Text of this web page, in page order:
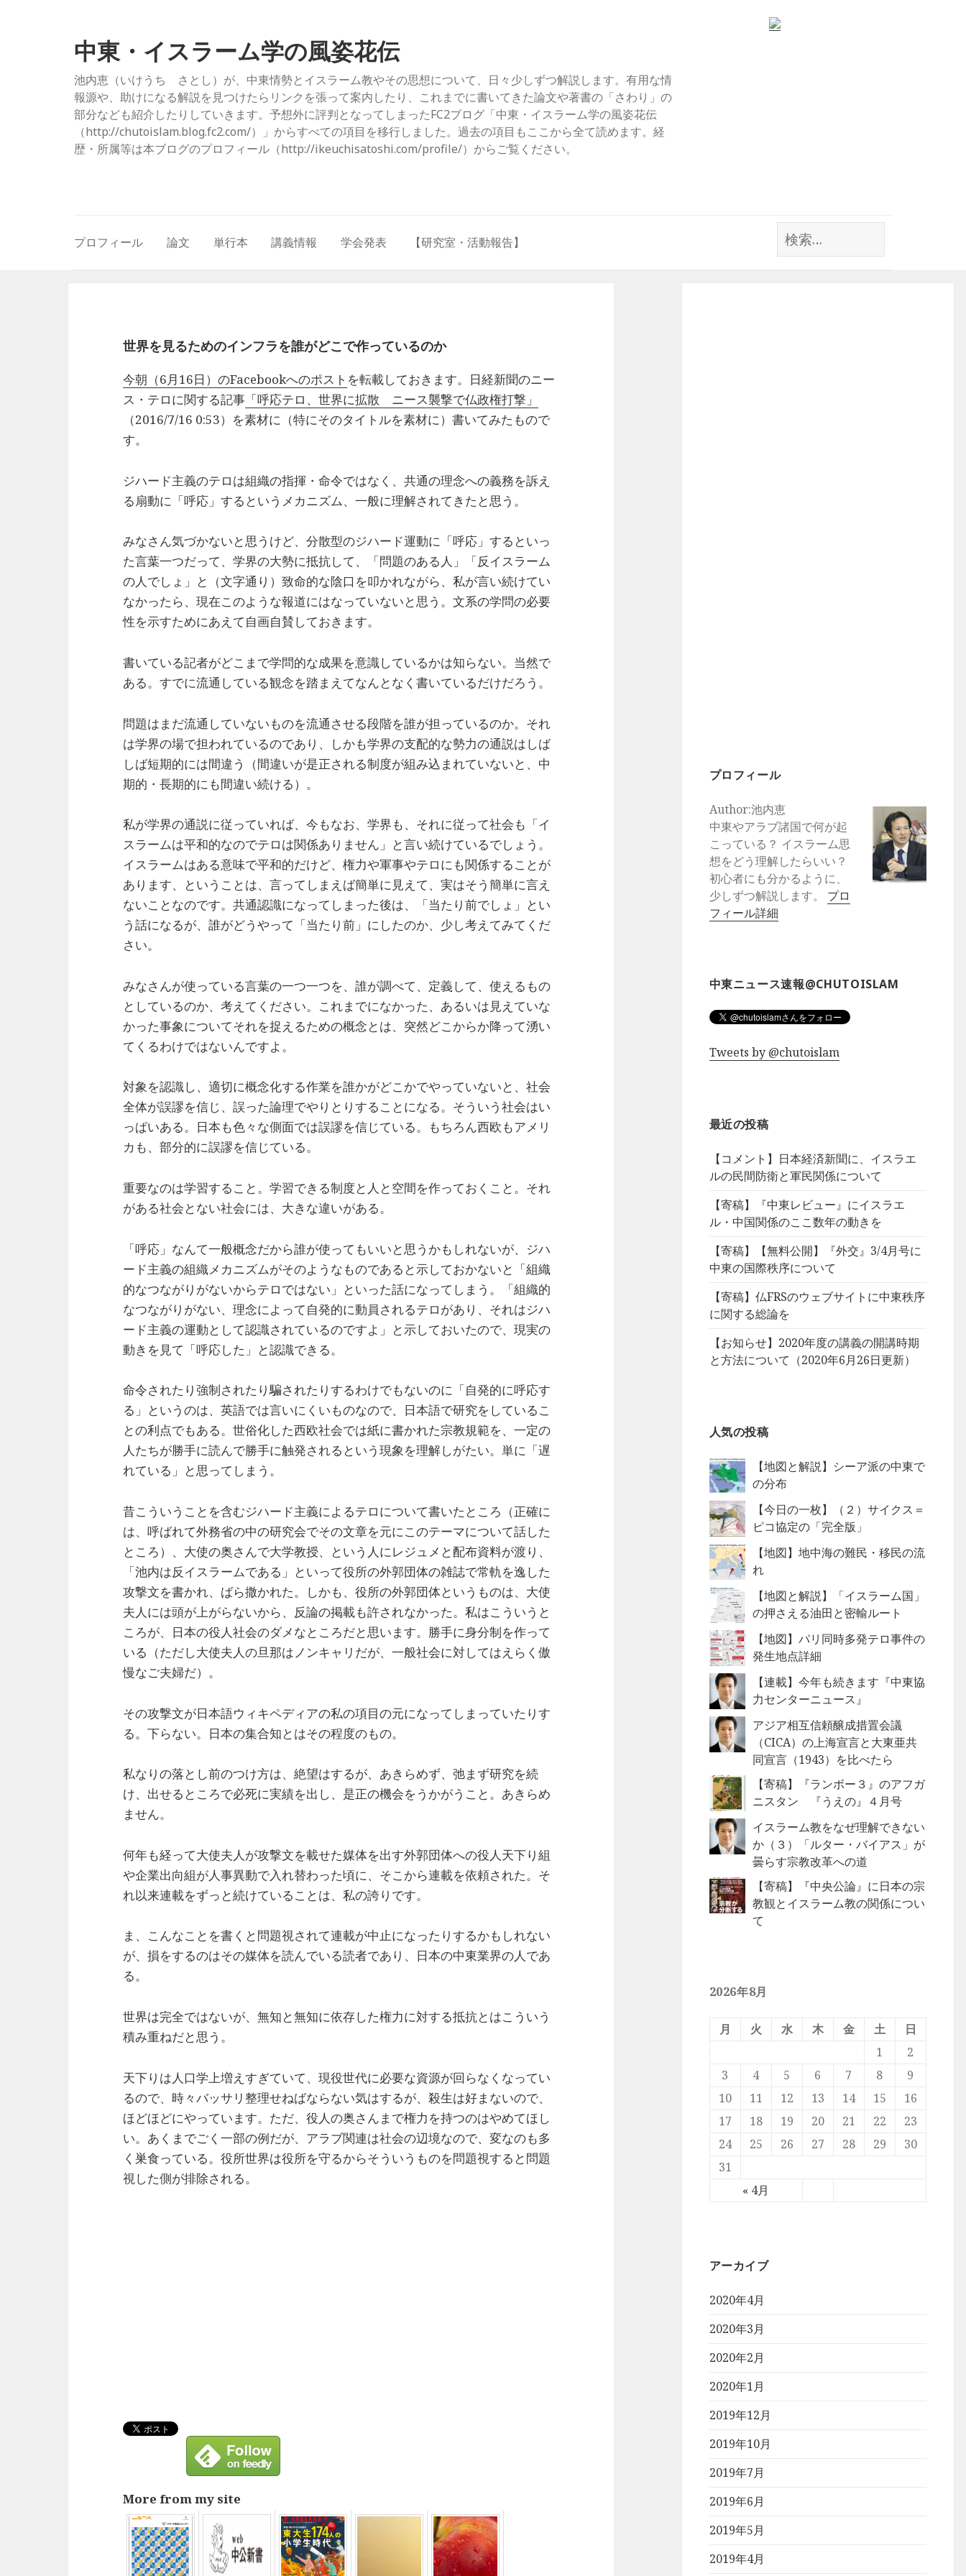
中東・イスラーム学の風姿花伝
池内恵（いけうち さとし）が、中東情勢とイスラーム教やその思想について、日々少しずつ解説します。有用な情
報源や、助けになる解説を見つけたらリンクを張って案内したり、これまでに書いてきた論文や著書の「さわり」の
部分なども紹介したりしていきます。予想外に評判となってしまったFC2ブログ「中東・イスラーム学の風姿花伝
（http://chutoislam.blog.fc2.com/）」からすべての項目を移行しました。過去の項目もここから全て読めます。経
歴・所属等は本ブログのプロフィール（http://ikeuchisatoshi.com/profile/）からご覧ください。
検
索:
プロフィール 論文 単行本 講義情報 学会発表 【研究室・活動報告】
プロフィール
Author:池内恵
中東やアラブ諸国で何が起
こっている？ イスラーム思
想をどう理解したらいい？
初心者にも分かるように、
少しずつ解説します。 プロ
フィール詳細
中東ニュース速報@CHUTOISLAM
Tweets by @chutoislam
最近の投稿
【コメント】日本経済新聞に、イスラエ
ルの民間防衛と軍民関係について
【寄稿】『中東レビュー』にイスラエ
ル・中国関係のここ数年の動きを
【寄稿】【無料公開】『外交』3/4月号に
中東の国際秩序について
【寄稿】仏FRSのウェブサイトに中東秩序
に関する総論を
【お知らせ】2020年度の講義の開講時期
と方法について（2020年6月26日更新）
人気の投稿
【地図と解説】シーア派の中東で
の分布
【今日の一枚】（２）サイクス＝
ピコ協定の「完全版」
【地図】地中海の難民・移民の流
れ
【地図と解説】「イスラーム国」
の押さえる油田と密輸ルート
【地図】パリ同時多発テロ事件の
発生地点詳細
【連載】今年も続きます『中東協
力センターニュース』
アジア相互信頼醸成措置会議
（CICA）の上海宣言と大東亜共
同宣言（1943）を比べたら
【寄稿】『ランボー３』のアフガ
ニスタン 『うえの』４月号
イスラーム教をなぜ理解できない
か（３）「ルター・バイアス」が
曇らす宗教改革への道
【寄稿】『中央公論』に日本の宗
教観とイスラーム教の関係につい
て
2026年8月
月 火 水 木 金 土 日
« 4月
1
2
3
4 5 6 7 8
9
10
11 12 13 14 15
16
17
18 19 20 21 22
23
24
25 26 27 28 29
30
31
アーカイブ
2020年4月
2020年3月
2020年2月
2020年1月
2019年12月
2019年10月
2019年7月
2019年6月
2019年5月
2019年4月
世界を見るためのインフラを誰がどこで作っているのか
今朝（6月16日）のFacebookへのポスト を転載しておきます。日経新聞のニー
ス・テロに関する記事「呼応テロ、世界に拡散 ニース襲撃で仏政権打撃」
（2016/7/16 0:53）を素材に（特にそのタイトルを素材に）書いてみたもので
す。
ジハード主義のテロは組織の指揮・命令ではなく、共通の理念への義務を訴え
る扇動に「呼応」するというメカニズム、一般に理解されてきたと思う。
みなさん気づかないと思うけど、分散型のジハード運動に「呼応」するといっ
た言葉一つだって、学界の大勢に抵抗して、「問題のある人」「反イスラーム
の人でしょ」と（文字通り）致命的な陰口を叩かれながら、私が言い続けてい
なかったら、現在このような報道にはなっていないと思う。文系の学問の必要
性を示すためにあえて自画自賛しておきます。
書いている記者がどこまで学問的な成果を意識しているかは知らない。当然で
ある。すでに流通している観念を踏まえてなんとなく書いているだけだろう。
問題はまだ流通していないものを流通させる段階を誰が担っているのか。それ
は学界の場で担われているのであり、しかも学界の支配的な勢力の通説はしば
しば短期的には間違う（間違いが是正される制度が組み込まれていないと、中
期的・長期的にも間違い続ける）。
私が学界の通説に従っていれば、今もなお、学界も、それに従って社会も「イ
スラームは平和的なのでテロは関係ありません」と言い続けているでしょう。
イスラームはある意味で平和的だけど、権力や軍事やテロにも関係することが
あります、ということは、言ってしまえば簡単に見えて、実はそう簡単に言え
ないことなのです。共通認識になってしまった後は、「当たり前でしょ」とい
う話になるが、誰がどうやって「当たり前」にしたのか、少し考えてみてくだ
さい。
みなさんが使っている言葉の一つ一つを、誰が調べて、定義して、使えるもの
としているのか、考えてください。これまでになかった、あるいは見えていな
かった事象についてそれを捉えるための概念とは、突然どこからか降って湧い
てくるわけではないんですよ。
対象を認識し、適切に概念化する作業を誰かがどこかでやっていないと、社会
全体が誤謬を信じ、誤った論理でやりとりすることになる。そういう社会はい
っぱいある。日本も色々な側面では誤謬を信じている。もちろん西欧もアメリ
カも、部分的に誤謬を信じている。
重要なのは学習すること。学習できる制度と人と空間を作っておくこと。それ
がある社会とない社会には、大きな違いがある。
「呼応」なんて一般概念だから誰が使ってもいいと思うかもしれないが、ジハ
ード主義の組織メカニズムがそのようなものであると示しておかないと「組織
的なつながりがないからテロではない」といった話になってしまう。「組織的
なつながりがない、理念によって自発的に動員されるテロがあり、それはジハ
ード主義の運動として認識されているのですよ」と示しておいたので、現実の
動きを見て「呼応した」と認識できる。
命令されたり強制されたり騙されたりするわけでもないのに「自発的に呼応す
る」というのは、英語では言いにくいものなので、日本語で研究をしているこ
との利点でもある。世俗化した西欧社会では紙に書かれた宗教規範を、一定の
人たちが勝手に読んで勝手に触発されるという現象を理解しがたい。単に「遅
れている」と思ってしまう。
昔こういうことを含むジハード主義によるテロについて書いたところ（正確に
は、呼ばれて外務省の中の研究会でその文章を元にこのテーマについて話した
ところ）、大使の奥さんで大学教授、という人にレジュメと配布資料が渡り、
「池内は反イスラームである」といって役所の外郭団体の雑誌で常軌を逸した
攻撃文を書かれ、ばら撒かれた。しかも、役所の外郭団体というものは、大使
夫人には頭が上がらないから、反論の掲載も許されなかった。私はこういうと
ころが、日本の役人社会のダメなところだと思います。勝手に身分制を作って
いる（ただし大使夫人の旦那はノンキャリだが、一般社会に対してはえらく傲
慢なご夫婦だ）。
その攻撃文が日本語ウィキペディアの私の項目の元になってしまっていたりす
る。下らない。日本の集合知とはその程度のもの。
私なりの落とし前のつけ方は、絶望はするが、あきらめず、弛まず研究を続
け、出せるところで必死に実績を出し、是正の機会をうかがうこと。あきらめ
ません。
何年も経って大使夫人が攻撃文を載せた媒体を出す外郭団体への役人天下り組
や企業出向組が人事異動で入れ替わった頃に、そこから連載を依頼された。そ
れ以来連載をずっと続けていることは、私の誇りです。
ま、こんなことを書くと問題視されて連載が中止になったりするかもしれない
が、損をするのはその媒体を読んでいる読者であり、日本の中東業界の人であ
る。
世界は完全ではないが、無知と無知に依存した権力に対する抵抗とはこういう
積み重ねだと思う。
天下りは人口学上増えすぎていて、現役世代に必要な資源が回らなくなってい
るので、時々バッサリ整理せねばならない気はするが、殺生は好まないので、
ほどほどにやっています。ただ、役人の奥さんまで権力を持つのはやめてほし
い。あくまでごく一部の例だが、アラブ関連は社会の辺境なので、変なのも多
く巣食っている。役所世界は役所を守るからそういうものを問題視すると問題
視した側が排除される。
More from my site